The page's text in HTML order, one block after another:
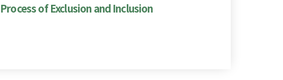
of Exclusion and Inclusion